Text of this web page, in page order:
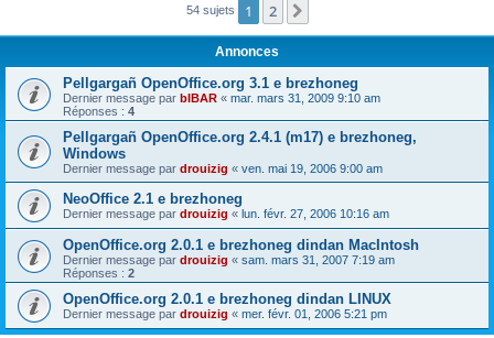
c
54 sujets 1 2
Annonces
Pellgargañ OpenOffice.org 3.1 e brezhoneg
Dernier message par bIBAR « mar. mars 31, 2009 9:10 am
Réponses : 4
Pellgargañ OpenOffice.org 2.4.1 (m17) e brezhoneg,
Windows
Dernier message par drouizig « ven. mai 19, 2006 9:00 am
NeoOffice 2.1 e brezhoneg
Dernier message par drouizig « lun. févr. 27, 2006 10:16 am
OpenOffice.org 2.0.1 e brezhoneg dindan MacIntosh
Dernier message par drouizig « sam. mars 31, 2007 7:19 am
Réponses : 2
OpenOffice.org 2.0.1 e brezhoneg dindan LINUX
Dernier message par drouizig « mer. févr. 01, 2006 5:21 pm